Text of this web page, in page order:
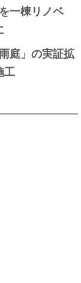
一棟リノベ
庭」の実証拡
工